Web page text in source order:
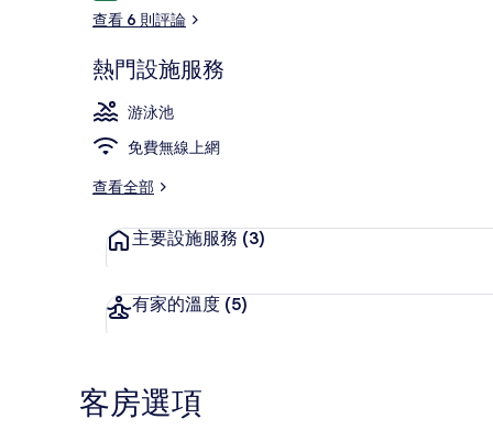
論
查看 6 則評論
熱門設施服務
游泳池
免費無線上網
查看全部
主要設施服務 (3)
有家的溫度 (5)
客房選項